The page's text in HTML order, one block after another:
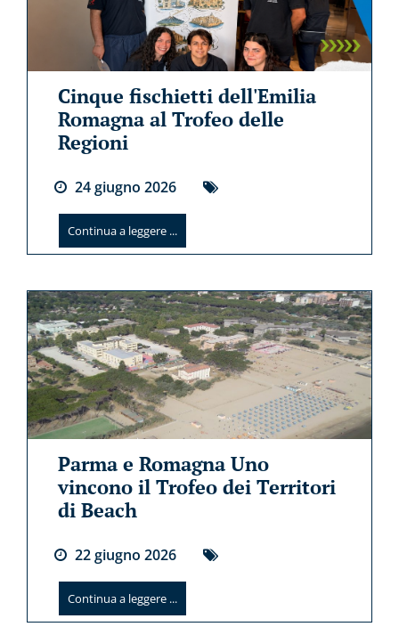
Cinque fischietti dell'Emilia
Romagna al Trofeo delle
Regioni
24giugno 2026
Continua a leggere ...
Parma e Romagna Uno
vincono il Trofeo dei Territori
di Beach
22giugno 2026
Continua a leggere ...